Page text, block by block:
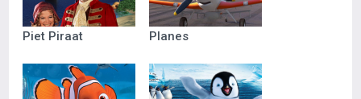
Piet Piraat Planes